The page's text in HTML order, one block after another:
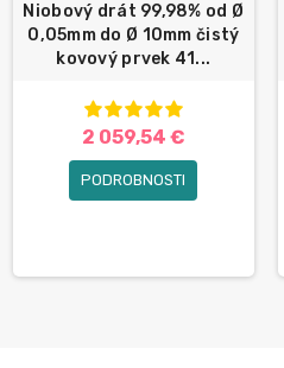
Niobový drát 99,98% od Ø
0,05mm do Ø 10mm čistý
kovový prvek 41...
2 059,54 €
PODROBNOSTI